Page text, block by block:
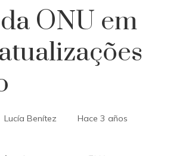
ONU em
Lucía Benítez Hace 3 años